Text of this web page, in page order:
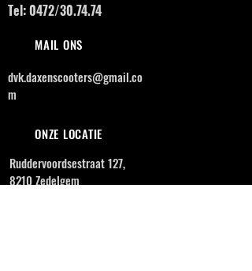
Tel: 0472/30.74.74
MAIL ONS
dvk.daxenscooters@gmail.co
m
ONZE LOCATIE
Ruddervoordsestraat 127,
8210 Zedelgem